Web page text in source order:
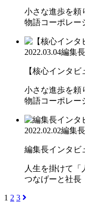
小さな進歩を
物語コーポレ
2022.03.04編集
【核心インタビ
小さな進歩を
物語コーポレ
2022.02.02編集
編集長インタビ
人生を掛けて
つなげーと社
1 2 3